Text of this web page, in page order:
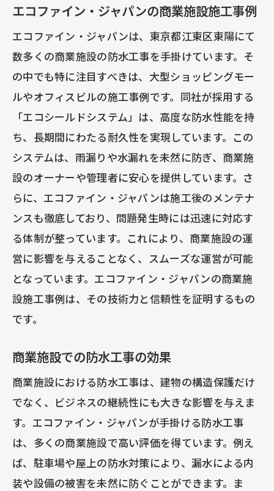
エコファイン・ジャパンの商業施設施工事例
エコファイン・ジャパンは、東京都江東区東陽にて
数多くの商業施設の防水工事を手掛けています。そ
の中でも特に注目すべきは、大型ショッピングモー
ルやオフィスビルの施工事例です。同社が採用する
「エコシールドシステム」は、高度な防水性能を持
ち、長期間にわたる耐久性を実現しています。この
システムは、雨漏りや水漏れを未然に防ぎ、商業施
設のオーナーや管理者に安心を提供しています。さ
らに、エコファイン・ジャパンは施工後のメンテナ
ンスも徹底しており、問題発生時には迅速に対応す
る体制が整っています。これにより、商業施設の運
営に影響を与えることなく、スムーズな運営が可能
となっています。エコファイン・ジャパンの商業施
設施工事例は、その技術力と信頼性を証明するもの
です。
商業施設での防水工事の効果
商業施設における防水工事は、建物の構造保護だけ
でなく、ビジネスの継続性にも大きな影響を与えま
す。エコファイン・ジャパンが手掛ける防水工事
は、多くの商業施設で高い評価を得ています。例え
ば、駐車場や屋上の防水対策により、漏水による内
装や設備の被害を未然に防ぐことができます。ま